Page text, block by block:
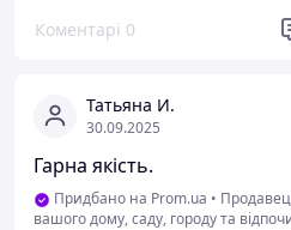
Коментарі 0
Татьяна И.
30.09.2025
Гарна якість.
Придбано на Prom.ua •
вашого дому, саду, городу та